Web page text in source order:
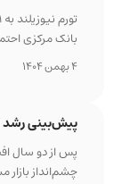
بانک مرکزی
پیش‌بینی رشد
پس از دو سال افت